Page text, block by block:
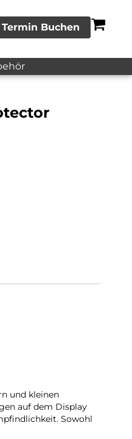
Termin Buchen
und kleinen
auf dem Display
Sowohl